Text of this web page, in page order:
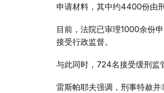
申请材料，其中约4400份由
目前，法院已审理1000余份
接受行政监督。
与此同时，724名接受缓刑监
雷斯帕耶夫强调，刑事特赦